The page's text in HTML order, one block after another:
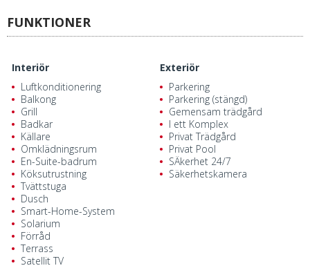
FUNKTIONER
Interiör
Luftkonditionering
Balkong
Grill
Badkar
Källare
Omklädningsrum
En-Suite-badrum
Köksutrustning
Tvättstuga
Dusch
Smart-Home-System
Solarium
Förråd
Terrass
Satellit TV
Exteriör
Parkering
Parkering (stängd)
Gemensam trädgård
I ett Komplex
Privat Trädgård
Privat Pool
SÄkerhet 24/7
Säkerhetskamera